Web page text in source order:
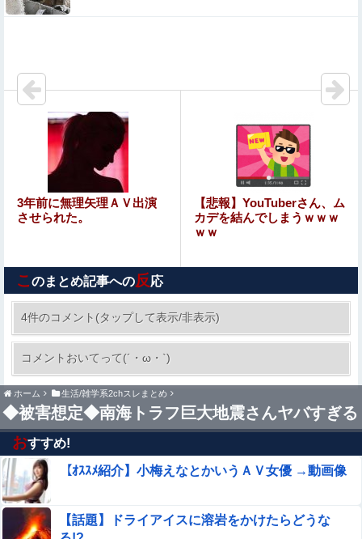
海外「飛田新地でこんなアイドル級の子と即ハメできるの
よかったよね」
村重杏奈、写真集ヌードがエロい！乳首透け、巨乳おっぱ
いが最高過ぎる！
日本産EVが炎上事故を起こした件にEV推進派が歓喜、
「日本国内じゃ全然報道されない」と得意げな様子を見せ
【悲報】日本の歴史、ついに『崩壊』してしま
う・・・・・他
【朗報】 秋田にアラブが2兆円の投資決定ｗｗｗ
【閲覧注意】ENHYPEN・NI-KIファン「みなち
ゃん」（キャバ嬢・MINA）自殺動画
【速報】NHK職員が番組出演タレントから性被害！？←コ
レマジならヤバくねーか？
【閲覧注意】ENHYPEN・NI-KIファン「みなちゃん」
（キャバ嬢・MINA）自殺動画
【コンゴ】 エボラ出血熱、感染3600人…過去最大の流行
に
3年前に無理矢理ＡＶ出演
させられた。
【悲報】YouTuberさん、ム
カデを結んでしまうｗｗｗ
ｗｗ
このまとめ記事への反応
4件のコメント(タップして表示/非表示)
コメントおいてって(´・ω・`)
ホーム 生活/雑学系2chスレまとめ
◆被害想定◆南海トラフ巨大地震さんヤバすぎる
おすすめ!
【ｵｽｽﾒ紹介】小梅えなとかいうＡＶ女優 →動画像
【話題】ドライアイスに溶岩をかけたらどうな